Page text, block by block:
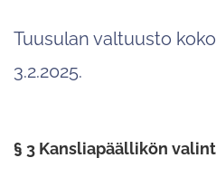
Tuusulan valtuusto
3.2.2025.
§ 3 Kansliapäällikön